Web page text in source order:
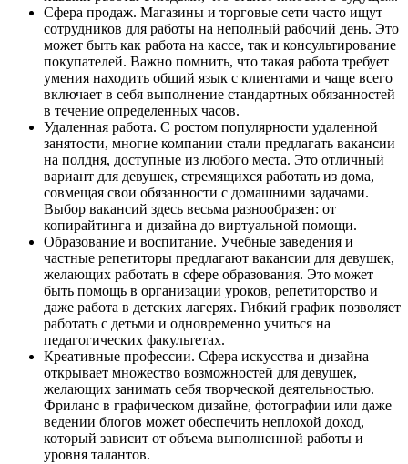
Сфера продаж. Магазины и торговые сети часто ищут
сотрудников для работы на неполный рабочий день. Это
может быть как работа на кассе, так и консультирование
покупателей. Важно помнить, что такая работа требует
умения находить общий язык с клиентами и чаще всего
включает в себя выполнение стандартных обязанностей
в течение определенных часов.
Удаленная работа. С ростом популярности удаленной
занятости, многие компании стали предлагать вакансии
на полдня, доступные из любого места. Это отличный
вариант для девушек, стремящихся работать из дома,
совмещая свои обязанности с домашними задачами.
Выбор вакансий здесь весьма разнообразен: от
копирайтинга и дизайна до виртуальной помощи.
Образование и воспитание. Учебные заведения и
частные репетиторы предлагают вакансии для девушек,
желающих работать в сфере образования. Это может
быть помощь в организации уроков, репетиторство и
даже работа в детских лагерях. Гибкий график позволяет
работать с детьми и одновременно учиться на
педагогических факультетах.
Креативные профессии. Сфера искусства и дизайна
открывает множество возможностей для девушек,
желающих занимать себя творческой деятельностью.
Фриланс в графическом дизайне, фотографии или даже
ведении блогов может обеспечить неплохой доход,
который зависит от объема выполненной работы и
уровня талантов.